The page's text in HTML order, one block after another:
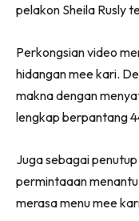
pelakon Sheila Rusly
Perkongsian video
hidangan mee kari.
makna dengan
lengkap berpantang
Juga sebagai
permintaaan
merasa menu mee